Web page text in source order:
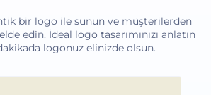
bir logo ile sunun ve müşterilerden
edin. İdeal logo tasarımınızı anlatın
logonuz elinizde olsun.